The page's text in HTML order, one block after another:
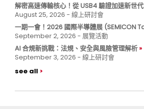
解密高速傳輸核心！從 USB4 驗證加速新世
August 25, 2026 - 線上研討會
一期一會！2026 國際半導體展 (SEMICON
September 2, 2026 - 展覽活動
AI 合規新挑戰：法規、安全與風險管理解析
September 3, 2026 - 線上研討會
see all